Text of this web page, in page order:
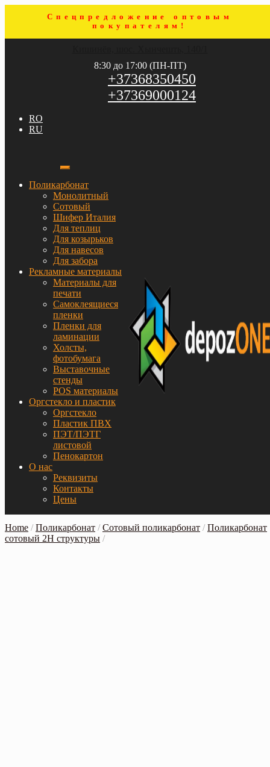
Спецпредложение оптовым
покупателям!
8:30 до 17:00 (ПН-ПТ)
+37368350450
+37369000124
RO
RU
Поликарбонат
Монолитный
Сотовый
Шифер Италия
Для теплиц
Для козырьков
Для навесов
Для забора
Рекламные материалы
Материалы для
печати
Самоклеящиеся
пленки
Пленки для
ламинации
Холсты,
фотобумага
Выставочные
стенды
POS материалы
Оргстекло и пластик
Оргстекло
Пластик ПВХ
ПЭТ/ПЭТГ
листовой
Пенокартон
О нас
Реквизиты
Контакты
Цены
Home /Поликарбонат /Сотовый поликарбонат /Поликарбонат
сотовый 2Н структуры /